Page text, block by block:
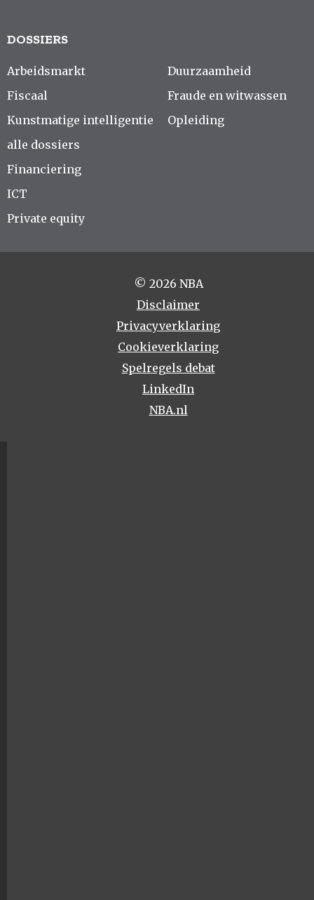
DOSSIERS
Arbeidsmarkt
Fiscaal
Kunstmatige intelligentie
alle dossiers
Duurzaamheid
Fraude en witwassen
Opleiding
Financiering
ICT
Private equity
© 2026 NBA
Disclaimer
Privacyverklaring
Cookieverklaring
Spelregels debat
LinkedIn
NBA.nl